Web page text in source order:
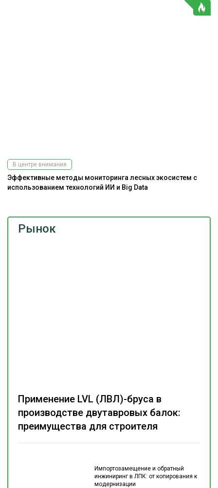
Рынок
Импортозамещение и обратный
инжиниринг в ЛПК: от копирования к
модернизации
Применение LVL (ЛВЛ)-бруса в
производстве двутавровых балок:
преимущества для строителя
В центре внимания
Эффективные методы мониторинга лесных экосистем с
использованием технологий ИИ и Big Data